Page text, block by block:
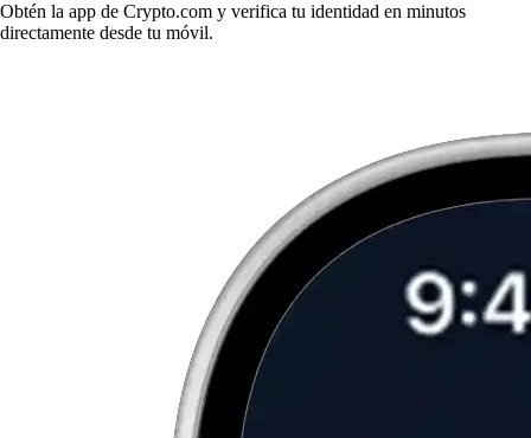
Obtén la app de Crypto.com y verifica tu identidad en minutos
directamente desde tu móvil.